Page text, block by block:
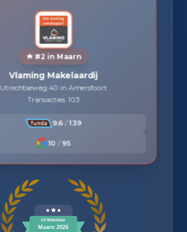
#2 in Maarn
Vlaming Makelaardij
Utrechtseweg 40 in Amersfoort
Transacties: 103
9.6 / 139
10 /95